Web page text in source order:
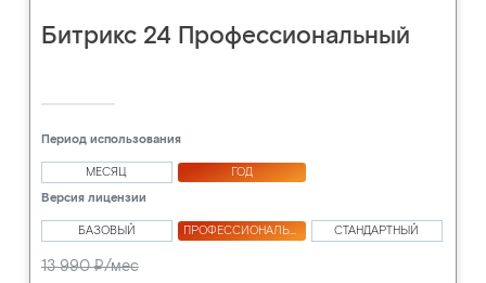
Битрикс 24 Профессиональный
Период использования
МЕСЯЦ ГОД
Версия лицензии
БАЗОВЫЙ ПРОФЕССИОНАЛЬНЫЙ СТАНДАРТНЫЙ
13 990 ₽/мес